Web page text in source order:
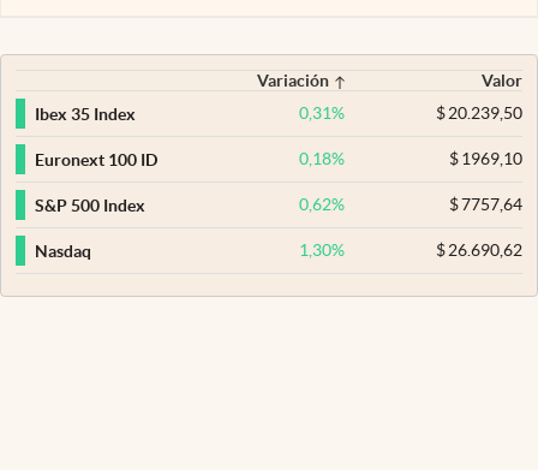
Variación
Valor
Ibex 35 Index
0,31% $20.239,50
Euronext 100 ID 0,18% $1969,10
S&P 500 Index 0,62% $7757,64
Nasdaq 1,30% $26.690,62